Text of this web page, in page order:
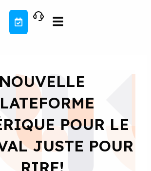
NOUVELLE
POUR LE
JUSTE POUR
RIRE!